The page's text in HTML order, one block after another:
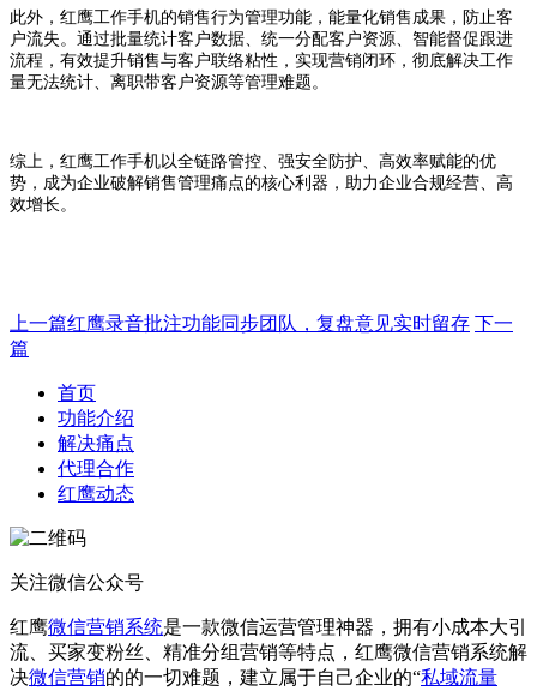
此外，红鹰工作手机的销售行为管理功能，能量化销售成果，防止客
户流失。通过批量统计客户数据、统一分配客户资源、智能督促跟进
流程，有效提升销售与客户联络粘性，实现营销闭环，彻底解决工作
量无法统计、离职带客户资源等管理难题。
综上，红鹰工作手机以全链路管控、强安全防护、高效率赋能的优
势，成为企业破解销售管理痛点的核心利器，助力企业合规经营、高
效增长。
上一篇红鹰录音批注功能同步团队，复盘意见实时留存 下一
篇
首页
功能介绍
解决痛点
代理合作
红鹰动态
关注微信公众号
红鹰微信营销系统是一款微信运营管理神器，拥有小成本大引
流、买家变粉丝、精准分组营销等特点，红鹰微信营销系统解
决微信营销的的一切难题，建立属于自己企业的“私域流量